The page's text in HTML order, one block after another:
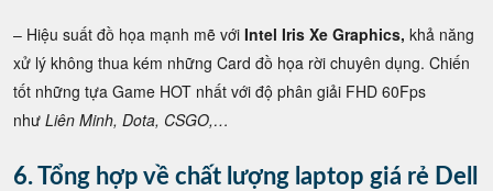
– Hiệu suất đồ họa mạnh mẽ với Intel Iris Xe Graphics, khả năng
xử lý không thua kém những Card đồ họa rời chuyên dụng. Chiến
tốt những tựa Game HOT nhất với độ phân giải FHD 60Fps
như Liên Minh, Dota, CSGO,…
6. Tổng hợp về chất lượng laptop giá rẻ Dell